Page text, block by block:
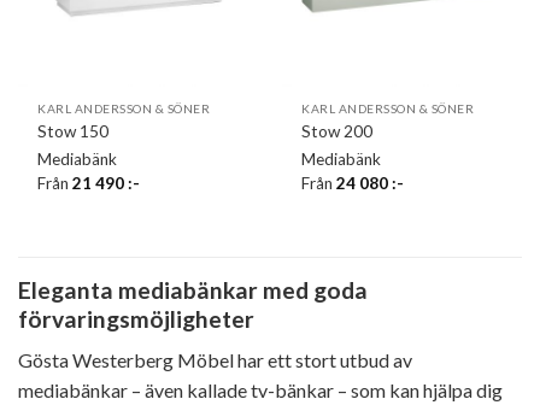
KARL ANDERSSON & SÖNER
Stow 150
Mediabänk
Från21 490:-
KARL ANDERSSON & SÖNER
Stow 200
Mediabänk
Från24 080:-
Eleganta mediabänkar med goda
förvaringsmöjligheter
Gösta Westerberg Möbel har ett stort utbud av
mediabänkar – även kallade tv-bänkar – som kan hjälpa dig